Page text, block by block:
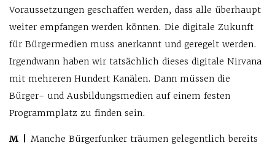
Voraussetzungen geschaffen werden, dass alle überhaupt
weiter empfangen werden können. Die digitale Zukunft
für Bürgermedien muss anerkannt und geregelt werden.
Irgendwann haben wir tatsächlich dieses digitale Nirvana
mit mehreren Hundert Kanälen. Dann müssen die
Bürger- und Ausbildungsmedien auf einem festen
Programmplatz zu finden sein.
M |
Manche Bürgerfunker träumen gelegentlich bereits